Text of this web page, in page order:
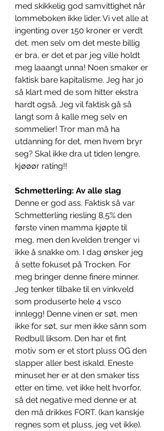
med skikkelig god samvittighet når
lommeboken ikke lider. Vi vet alle at
ingenting over 150 kroner er verdt
det, men selv om det meste billig
er bra, er det et par jeg ville holdt
meg laaangt unna! Noen smaker er
faktisk bare kapitalisme. Jeg har jo
så klart med de som hitter ekstra
hardt også. Jeg vil faktisk gå så
langt som å kalle meg selv en
sommelier! Tror man må ha
utdanning for det, men hvem bryr
seg? Skal ikke dra ut tiden lengre,
kjøøør rating!!
Schmetterling: Av alle slag
Denne er god ass. Faktisk så var
Schmetterling riesling 8,5% den
første vinen mamma kjøpte til
meg, men den kvelden trenger vi
ikke å snakke om. I dag ønsker jeg
å sette fokuset på Trocken. For
meg bringer denne finere minner.
Jeg tenker tilbake til en vinkveld
som produserte hele 4 vsco
innlegg! Denne vinen er søt, men
ikke for søt, sur men ikke sånn som
Redbull liksom. Den har et fint
motiv som er et stort pluss OG den
slapper aller best iskald. Eneste
minuset her er at den smaker tiss
etter en time, vet ikke helt hvorfor,
så det negative med denne er at
den må drikkes FORT. (kan kanskje
regnes som et pluss, jeg vet ikke).